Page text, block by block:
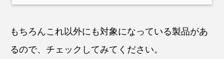
もちろんこれ以外にも対象になっている製品があ
るので、チェックしてみてください。